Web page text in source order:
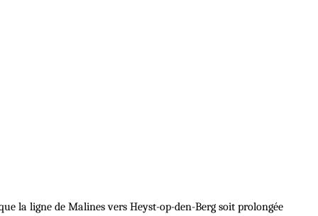
la ligne de Malines vers Heyst-op-den-Berg soit prolongée